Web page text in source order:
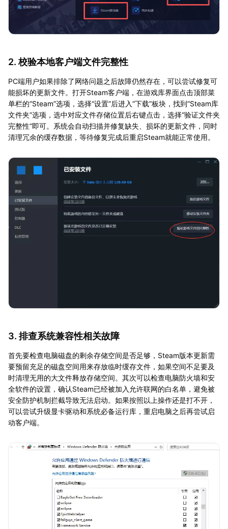
2. 校验本地客户端文件完整性
PC端用户如果排除了网络问题之后故障仍然存在，可以尝试修复可
能损坏的更新文件。打开Steam客户端，在游戏库界面点击顶部菜
单栏的“Steam”选项，选择“设置”后进入“下载”板块，找到“Steam库
文件夹”选项，选中对应文件存储位置后右键点击，选择“验证文件夹
完整性”即可。系统会自动扫描并修复缺失、损坏的更新文件，同时
清理冗余的缓存数据，等待修复完成后重启Steam就能正常使用。
3. 排查系统兼容性相关故障
首先要检查电脑磁盘的剩余存储空间是否足够，Steam版本更新需
要预留充足的磁盘空间用来存放临时缓存文件，如果空间不足要及
时清理无用的大文件释放存储空间。其次可以检查电脑防火墙和安
全软件的设置，确认Steam已经被加入允许联网的白名单，避免被
安全防护机制拦截导致无法启动。如果按照以上操作还是打不开，
可以尝试升级显卡驱动和系统必备运行库，重启电脑之后再尝试启
动客户端。